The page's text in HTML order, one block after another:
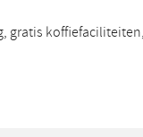
gratis